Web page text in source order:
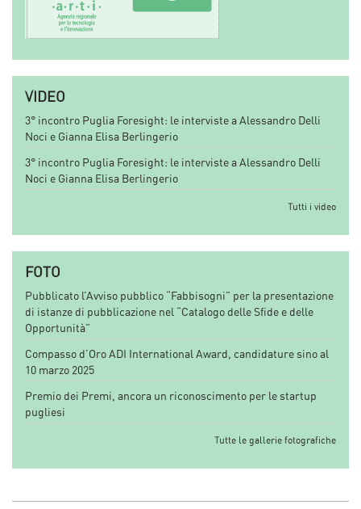
VIDEO
3° incontro Puglia Foresight: le interviste a Alessandro Delli
Noci e Gianna Elisa Berlingerio
3° incontro Puglia Foresight: le interviste a Alessandro Delli
Noci e Gianna Elisa Berlingerio
Tutti i video
FOTO
Pubblicato l’Avviso pubblico “Fabbisogni” per la presentazione
di istanze di pubblicazione nel “Catalogo delle Sfide e delle
Opportunità”
Compasso d’Oro ADI International Award, candidature sino al
10 marzo 2025
Premio dei Premi, ancora un riconoscimento per le startup
pugliesi
Tutte le gallerie fotografiche